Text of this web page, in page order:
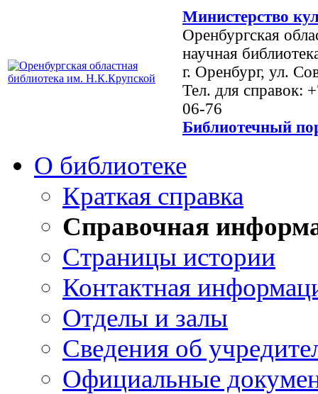
Министерство
Оренбургская
научная
г. Оренбург, ул.
Тел. для справок:
06-76
Библиотечный
О библиотеке
Краткая справка
Справочная
Страницы истории
Контактная
Отделы и залы
Сведения об
Официальные